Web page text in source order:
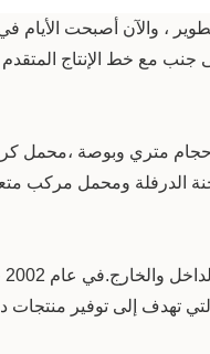
، حوالي 20 عامًا من التطوير ،
متر مربع ، ومساحة البناء 19000 متر مربع ،
محمل
ومحمل مركب